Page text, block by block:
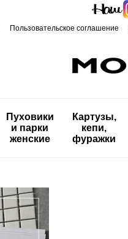
Пользовательское соглашение
Пуховики
и парки
женские
Картузы,
кепи,
фуражки